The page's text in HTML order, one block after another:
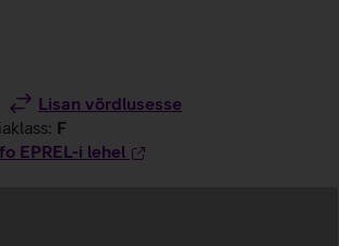
Lisan võrdlusesse
F
EPREL-i lehel